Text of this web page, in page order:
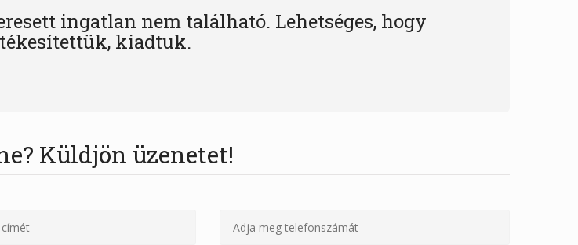
ingatlan nem található. Lehetséges, hogy
kiadtuk.
Küldjön üzenetet!